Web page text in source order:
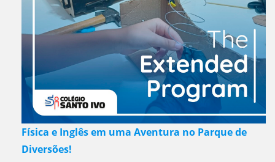
Física e Inglês em uma Aventura no Parque de
Diversões!